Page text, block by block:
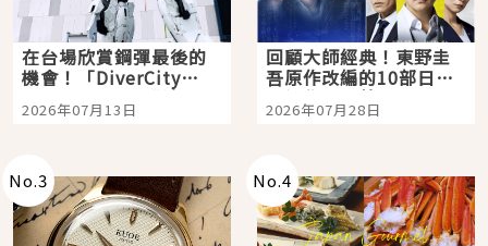
在台場欣賞鋼彈最後的
機會！「DiverCity
Tokyo Plaza」搭船、
購物、美食及夜景，一
2026年07月13日
回顧大師經典！東野圭
吾原作改編的10部日本
影視作品推薦
2026年07月28日
No.3 No.4